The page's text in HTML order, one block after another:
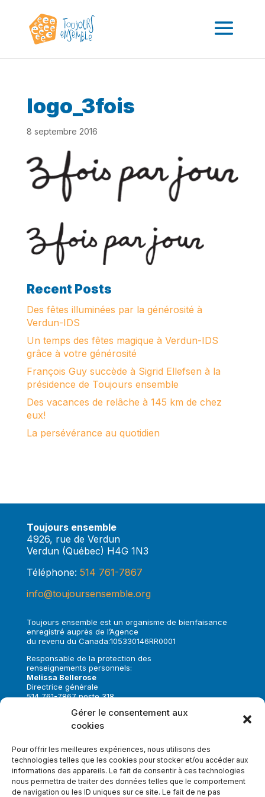
Gérer le consentement aux
cookies
Pour offrir les meilleures expériences, nous utilisons des
technologies telles que les cookies pour stocker et/ou accéder aux
informations des appareils. Le fait de consentir à ces technologies
nous permettra de traiter des données telles que le comportement
de navigation ou les ID uniques sur ce site. Le fait de ne pas
logo_3fois
8 septembre 2016
Recent Posts
Des fêtes illuminées par la générosité à
Verdun-IDS
Un temps des fêtes magique à Verdun-IDS
grâce à votre générosité
François Guy succède à Sigrid Ellefsen à la
présidence de Toujours ensemble
Des vacances de relâche à 145 km de chez
eux!
La persévérance au quotidien
Toujours ensemble
4926, rue de Verdun
Verdun (Québec) H4G 1N3
Téléphone: 514 761-7867
info@toujoursensemble.org
Toujours ensemble est un organisme de bienfaisance
enregistré auprès de l’Agence
du revenu du Canada:105330146RR0001
Responsable de la protection des
renseignements personnels:
Melissa Bellerose
Directrice générale
514 761-7867 poste 318